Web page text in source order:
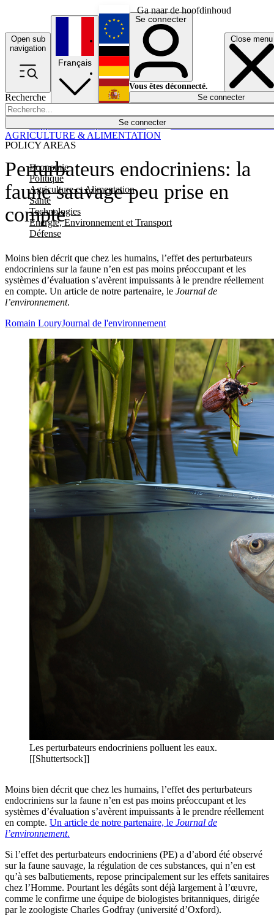
Ga naar de hoofdinhoud
Open sub
navigation
Close menu
Recherche
Se connecter
POLICY AREAS
Economie
Politique
Agriculture et Alimentation
Santé
Technologies
Energie, Environnement et Transport
Défense
Économie
Français
English
Deutsch
Español
Se connecter
Vous êtes déconnecté.
Se connecter
Perturbateurs endocriniens: la
faune sauvage peu prise en
compte
Moins bien décrit que chez les humains, l’effet des perturbateurs
endocriniens sur la faune n’en est pas moins préoccupant et les
systèmes d’évaluation s’avèrent impuissants à le prendre réellement
en compte. Un article de notre partenaire, le Journal de
l’environnement.
AGRICULTURE & ALIMENTATION
Romain LouryJournal de l'environnement
Les perturbateurs endocriniens polluent les eaux.
[[Shuttertsock]]
Moins bien décrit que chez les humains, l’effet des perturbateurs
endocriniens sur la faune n’en est pas moins préoccupant et les
systèmes d’évaluation s’avèrent impuissants à le prendre réellement
en compte. Un article de notre partenaire, le Journal de
l’environnement.
Si l’effet des perturbateurs endocriniens (PE) a d’abord été observé
sur la faune sauvage, la régulation de ces substances, qui n’en est
qu’à ses balbutiements, repose principalement sur les effets sanitaires
chez l’Homme. Pourtant les dégâts sont déjà largement à l’œuvre,
comme le confirme une équipe de biologistes britanniques, dirigée
par le zoologiste Charles Godfray (université d’Oxford).